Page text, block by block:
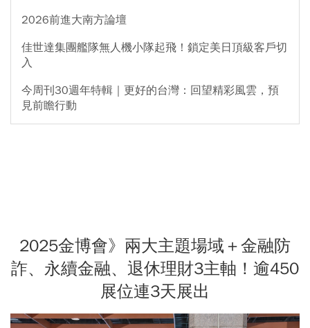
2026前進大南方論壇
佳世達集團艦隊無人機小隊起飛！鎖定美日頂級客戶切
入
今周刊30週年特輯｜更好的台灣：回望精彩風雲，預
見前瞻行動
2025金博會》兩大主題場域＋金融防
詐、永續金融、退休理財3主軸！逾450
展位連3天展出